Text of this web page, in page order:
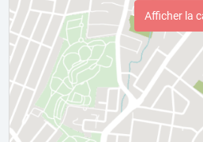
Afficher la